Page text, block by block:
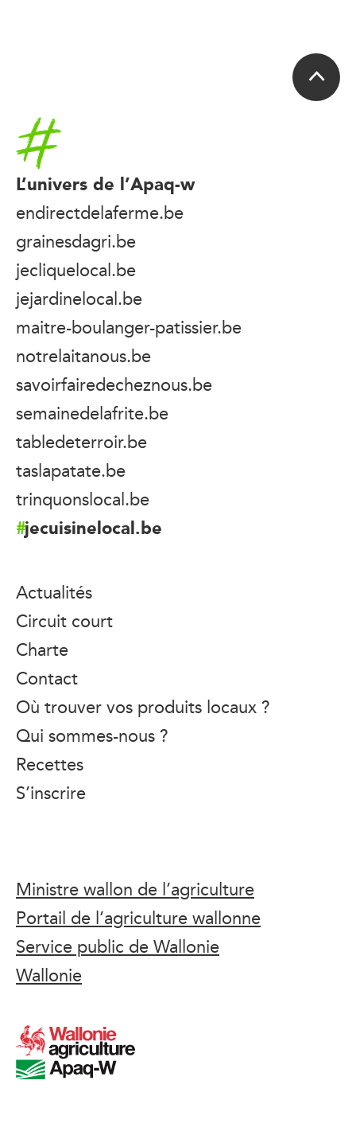
Accueil
L’univers de l’Apaq-w
endirectdelaferme.be
grainesdagri.be
jecliquelocal.be
jejardinelocal.be
maitre-boulanger-patissier.be
notrelaitanous.be
savoirfairedecheznous.be
semainedelafrite.be
tabledeterroir.be
taslapatate.be
trinquonslocal.be
jecuisinelocal.be
Actualités
Circuit court
Charte
Contact
Où trouver vos produits locaux ?
Qui sommes-nous ?
Recettes
S’inscrire
Ministre wallon de l’agriculture
Portail de l’agriculture wallonne
Service public de Wallonie
Wallonie